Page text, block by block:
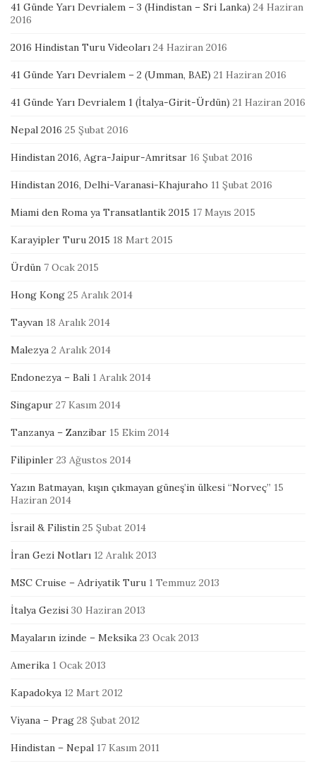
41 Günde Yarı Devrialem – 3 (Hindistan – Sri Lanka) 24 Haziran
2016
2016 Hindistan Turu Videoları 24 Haziran 2016
41 Günde Yarı Devrialem – 2 (Umman, BAE) 21 Haziran 2016
41 Günde Yarı Devrialem 1 (İtalya-Girit-Ürdün) 21 Haziran 2016
Nepal 2016 25 Şubat 2016
Hindistan 2016, Agra-Jaipur-Amritsar 16 Şubat 2016
Hindistan 2016, Delhi-Varanasi-Khajuraho 11 Şubat 2016
Miami den Roma ya Transatlantik 2015 17 Mayıs 2015
Karayipler Turu 2015 18 Mart 2015
Ürdün 7 Ocak 2015
Hong Kong 25 Aralık 2014
Tayvan 18 Aralık 2014
Malezya 2 Aralık 2014
Endonezya – Bali 1 Aralık 2014
Singapur 27 Kasım 2014
Tanzanya – Zanzibar 15 Ekim 2014
Filipinler 23 Ağustos 2014
Yazın Batmayan, kışın çıkmayan güneş’in ülkesi “Norveç” 15
Haziran 2014
İsrail & Filistin 25 Şubat 2014
İran Gezi Notları 12 Aralık 2013
MSC Cruise – Adriyatik Turu 1 Temmuz 2013
İtalya Gezisi 30 Haziran 2013
Mayaların izinde – Meksika 23 Ocak 2013
Amerika 1 Ocak 2013
Kapadokya 12 Mart 2012
Viyana – Prag 28 Şubat 2012
Hindistan – Nepal 17 Kasım 2011